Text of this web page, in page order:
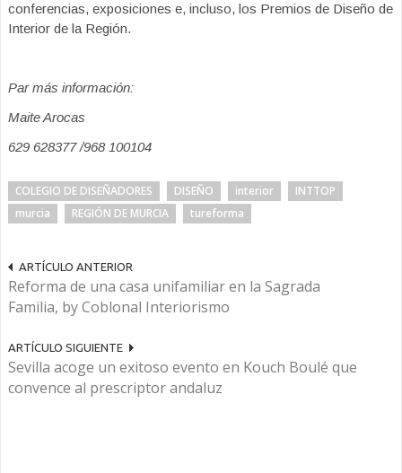
conferencias, exposiciones e, incluso, los Premios de Diseño de
Interior de la Región.
Par más información:
Maite Arocas
629 628377 /968 100104
COLEGIO DE DISEÑADORES DISEÑO interior
INTTOP
murcia
REGIÓN DE MURCIA tureforma
ARTÍCULO ANTERIOR
Reforma de una casa unifamiliar en la Sagrada
Familia, by Coblonal Interiorismo
ARTÍCULO SIGUIENTE
Sevilla acoge un exitoso evento en Kouch Boulé que
convence al prescriptor andaluz